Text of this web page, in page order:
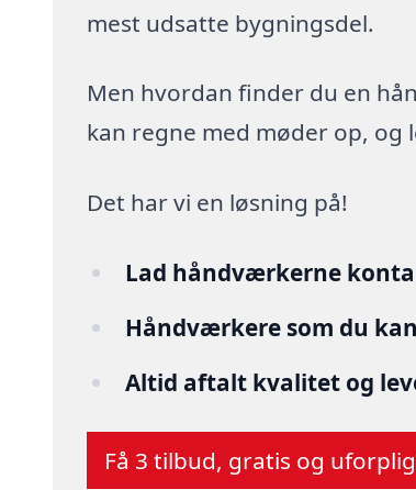
mest udsatte bygningsdel.
Men hvordan finder du en
kan regne med møder op,
Det har vi en løsning på!
Lad håndværkerne
Håndværkere som du
Altid aftalt kvalitet og
Få 3 tilbud, gratis og